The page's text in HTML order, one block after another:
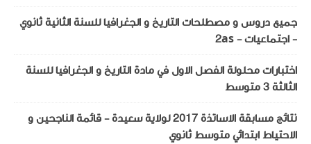
جميع دروس و مصطلحات التاريخ و الجغرافيا للسنة الثانية ثانوي
- اجتماعيات - 2as
اختبارات محلولة الفصل الاول في مادة التاريخ و الجغرافيا للسنة
الثالثة 3 متوسط
نتائج مسابقة الاساتذة 2017 لولاية سعيدة - قائمة الناجحين و
الاحتياط ابتدائي متوسط ثانوي